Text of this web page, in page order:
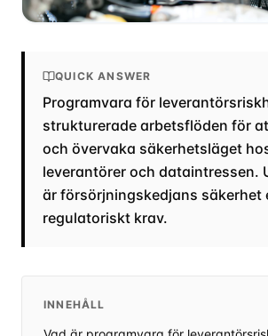
QUICK ANSWER
Programvara för
strukturerade arbetsflöden för
och övervaka säkerhetsläget
leverantörer och dataintressen.
är försörjningskedjans säkerhet
regulatoriskt krav.
INNEHÅLL